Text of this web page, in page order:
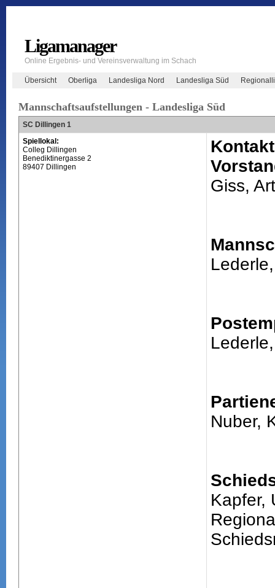
Ligamanager
Online Ergebnis- und Vereinsverwaltung im Schach
Übersicht Oberliga Landesliga Nord Landesliga Süd
Mannschaftsaufstellungen - Landesliga Süd
SC Dillingen 1
Spiellokal:
Colleg Dillingen
Benediktinergasse 2
89407 Dillingen
Giss,
Nuber,
Kapfer,